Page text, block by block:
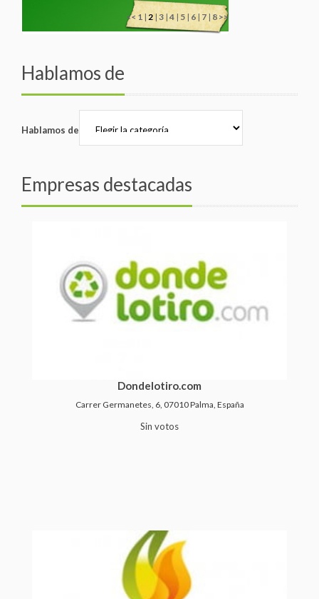
<<1| 2| 3|4|5|6| 7|8>>
Hablamos de
Hablamos de
Empresas destacadas
Dondelotiro.com
Carrer Germanetes, 6, 07010 Palma, España
Sin votos